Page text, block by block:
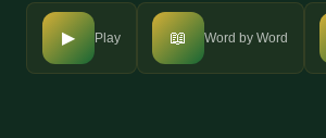
▶ Play 📖 Word by Word